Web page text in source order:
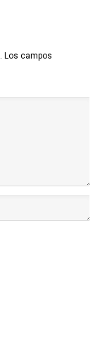
Los campos